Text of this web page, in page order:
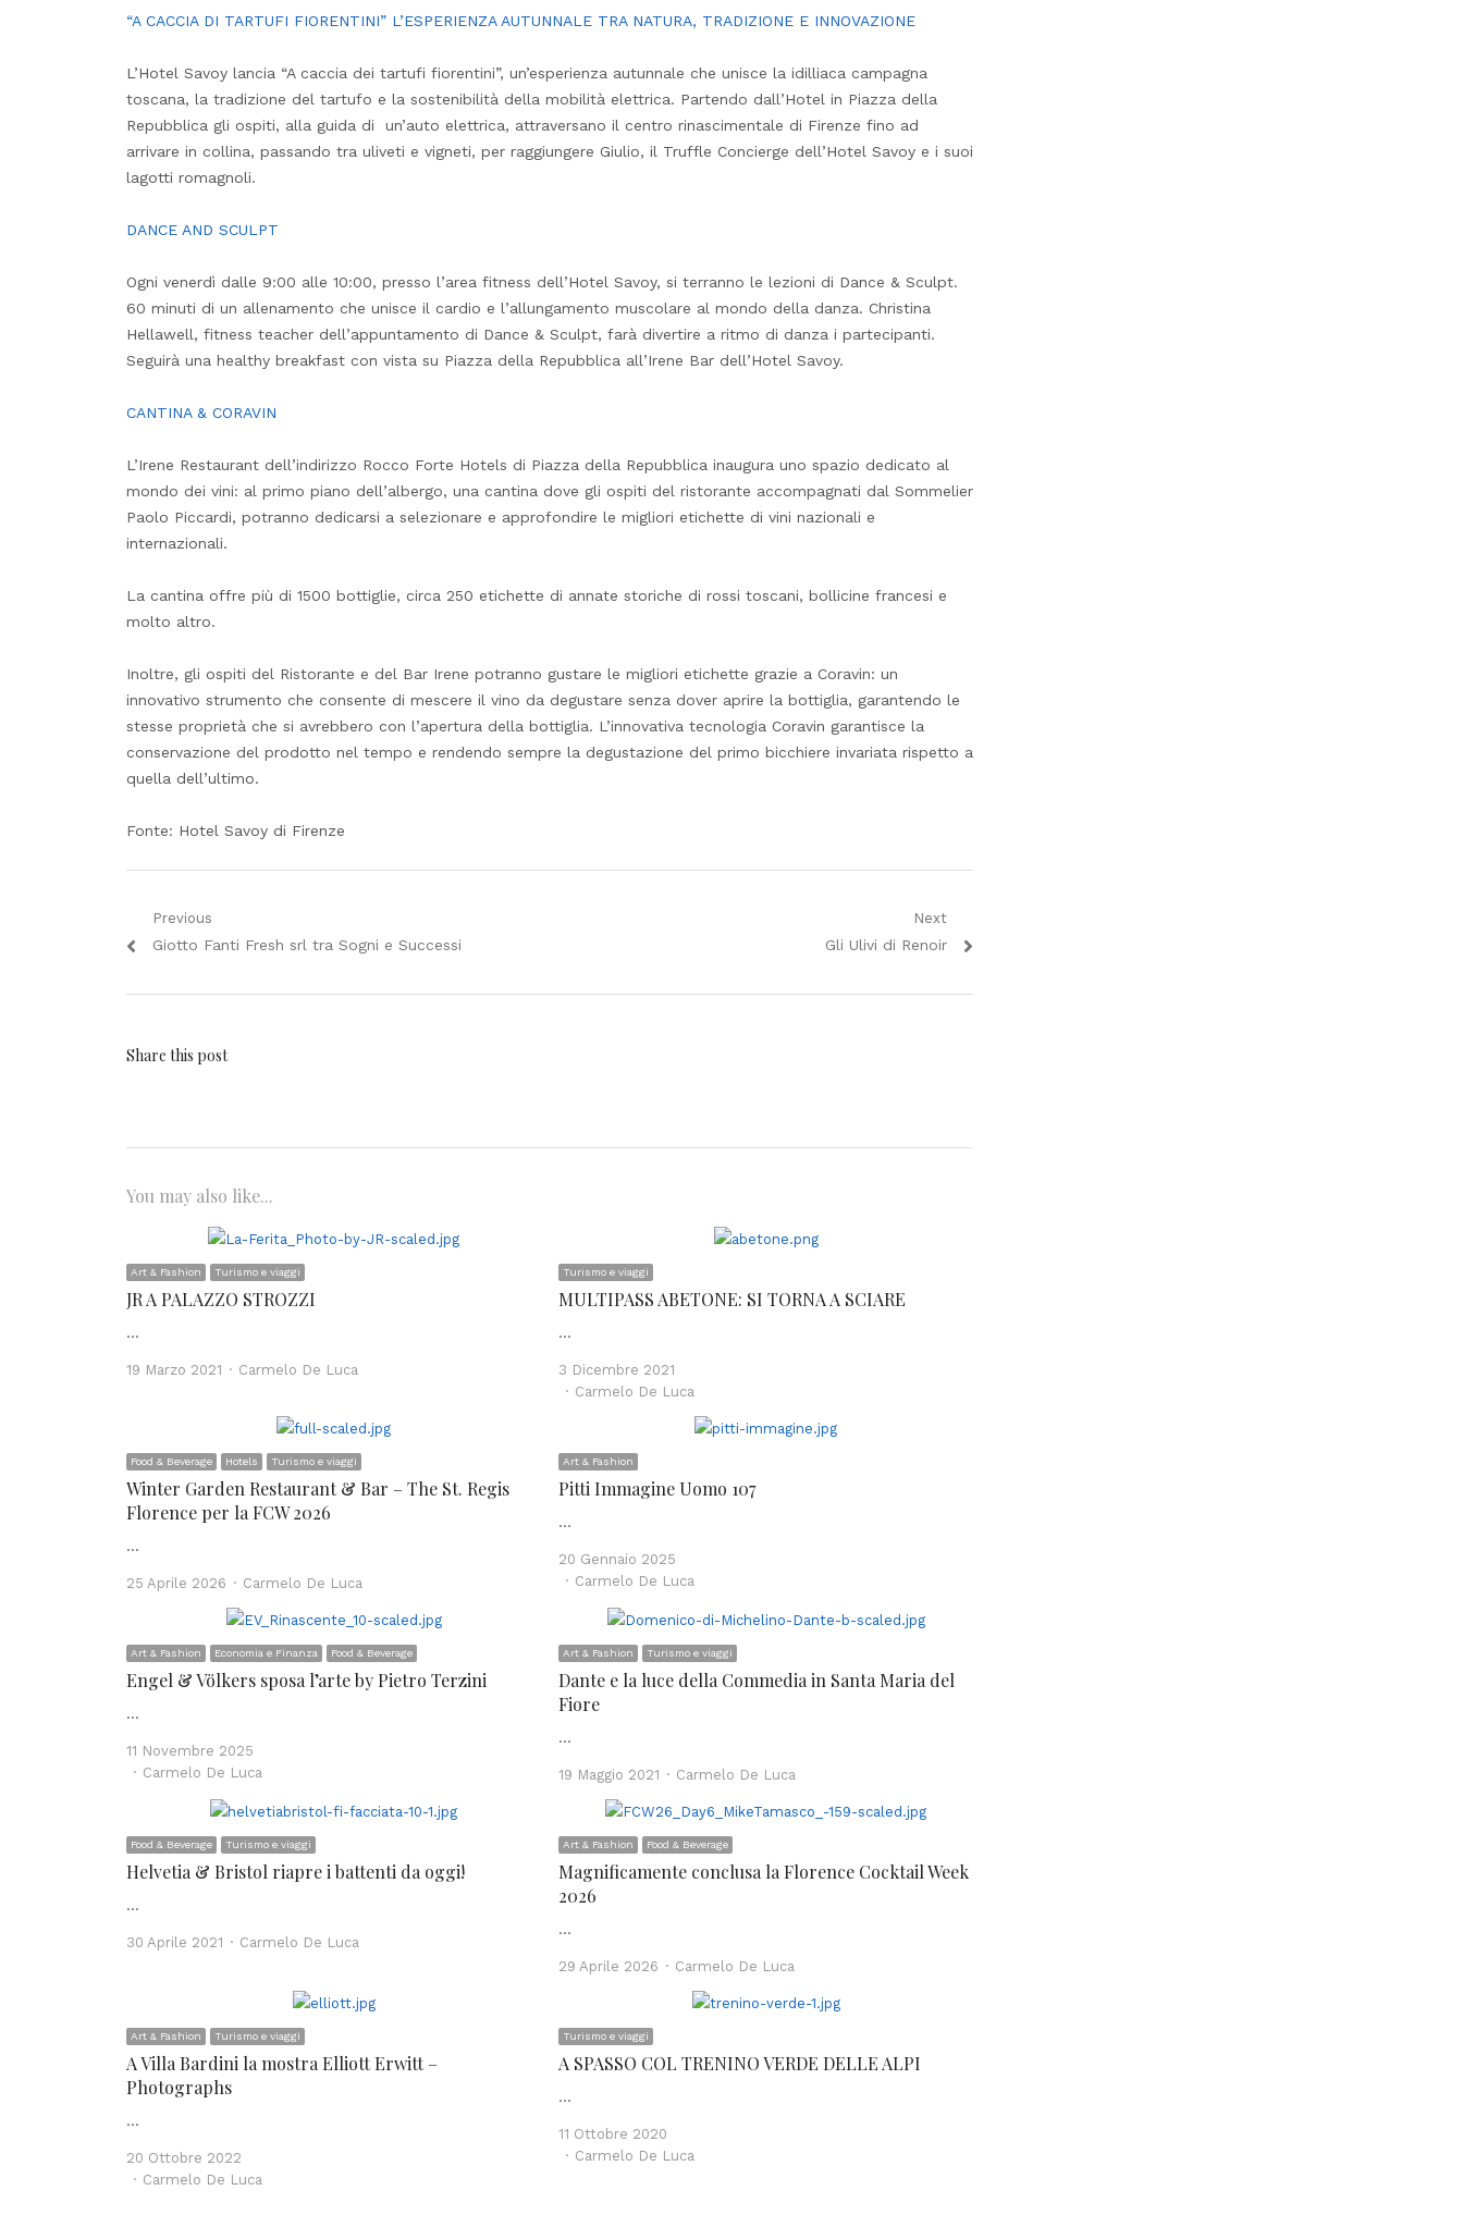
“A CACCIA DI TARTUFI FIORENTINI” L’ESPERIENZA AUTUNNALE TRA NATURA, TRADIZIONE E INNOVAZIONE
L’Hotel Savoy lancia “A caccia dei tartufi fiorentini”, un’esperienza autunnale che unisce la idilliaca campagna
toscana, la tradizione del tartufo e la sostenibilità della mobilità elettrica. Partendo dall’Hotel in Piazza della
Repubblica gli ospiti, alla guida di un’auto elettrica, attraversano il centro rinascimentale di Firenze fino ad
arrivare in collina, passando tra uliveti e vigneti, per raggiungere Giulio, il Truffle Concierge dell’Hotel Savoy e i suoi
lagotti romagnoli.
DANCE AND SCULPT
Ogni venerdì dalle 9:00 alle 10:00, presso l’area fitness dell’Hotel Savoy, si terranno le lezioni di Dance & Sculpt.
60 minuti di un allenamento che unisce il cardio e l’allungamento muscolare al mondo della danza. Christina
Hellawell, fitness teacher dell’appuntamento di Dance & Sculpt, farà divertire a ritmo di danza i partecipanti.
Seguirà una healthy breakfast con vista su Piazza della Repubblica all’Irene Bar dell’Hotel Savoy.
CANTINA & CORAVIN
L’Irene Restaurant dell’indirizzo Rocco Forte Hotels di Piazza della Repubblica inaugura uno spazio dedicato al
mondo dei vini: al primo piano dell’albergo, una cantina dove gli ospiti del ristorante accompagnati dal Sommelier
Paolo Piccardi, potranno dedicarsi a selezionare e approfondire le migliori etichette di vini nazionali e
internazionali.
La cantina offre più di 1500 bottiglie, circa 250 etichette di annate storiche di rossi toscani, bollicine francesi e
molto altro.
Inoltre, gli ospiti del Ristorante e del Bar Irene potranno gustare le migliori etichette grazie a Coravin: un
innovativo strumento che consente di mescere il vino da degustare senza dover aprire la bottiglia, garantendo le
stesse proprietà che si avrebbero con l’apertura della bottiglia. L’innovativa tecnologia Coravin garantisce la
conservazione del prodotto nel tempo e rendendo sempre la degustazione del primo bicchiere invariata rispetto a
quella dell’ultimo.
Fonte: Hotel Savoy di Firenze
Navigazione
articoli
Previous
Previous
Giotto Fanti Fresh srl tra Sogni e Successi
Next
Next
Gli Ulivi di Renoir
Share this post
You may also like...
Art & Fashion Turismo e viaggi
JR A PALAZZO STROZZI
…
19 Marzo 2021 Author
Carmelo De Luca
Turismo e viaggi
MULTIPASS ABETONE: SI TORNA A SCIARE
…
3 Dicembre 2021
Author
Carmelo De Luca
Food & Beverage Hotels Turismo e viaggi
Winter Garden Restaurant & Bar – The St. Regis
Florence per la FCW 2026
…
25 Aprile 2026 Author
Carmelo De Luca
Art & Fashion
Pitti Immagine Uomo 107
…
20 Gennaio 2025
Author
Carmelo De Luca
Art & Fashion Economia e Finanza Food & Beverage
Engel & Völkers sposa l’arte by Pietro Terzini
…
11 Novembre 2025
Author
Carmelo De Luca
Art & Fashion Turismo e viaggi
Dante e la luce della Commedia in Santa Maria del
Fiore
…
19 Maggio 2021 Author
Carmelo De Luca
Food & Beverage Turismo e viaggi
Helvetia & Bristol riapre i battenti da oggi!
…
30 Aprile 2021 Author
Carmelo De Luca
Art & Fashion Food & Beverage
Magnificamente conclusa la Florence Cocktail Week
2026
…
29 Aprile 2026 Author
Carmelo De Luca
Art & Fashion Turismo e viaggi
A Villa Bardini la mostra Elliott Erwitt –
Photographs
…
20 Ottobre 2022
Author
Carmelo De Luca
Turismo e viaggi
A SPASSO COL TRENINO VERDE DELLE ALPI
…
11 Ottobre 2020
Author
Carmelo De Luca